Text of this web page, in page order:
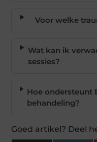
Voor welke
Wat kan ik
sessies?
Hoe ondersteunt
behandeling?
Goed artikel? Deel